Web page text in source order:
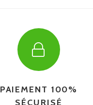
PAIEMENT 100%
SÉCURISÉ